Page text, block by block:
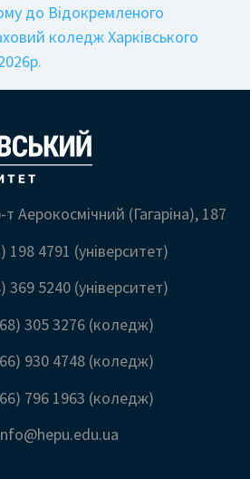
до Відокремленого
коледж Харківського
т Аерокосмічний (Гагаріна), 187
198 4791 (університет)
369 5240(університет)
305 3276(коледж)
930 4748(коледж)
796 1963 (коледж)
hepu.edu.ua